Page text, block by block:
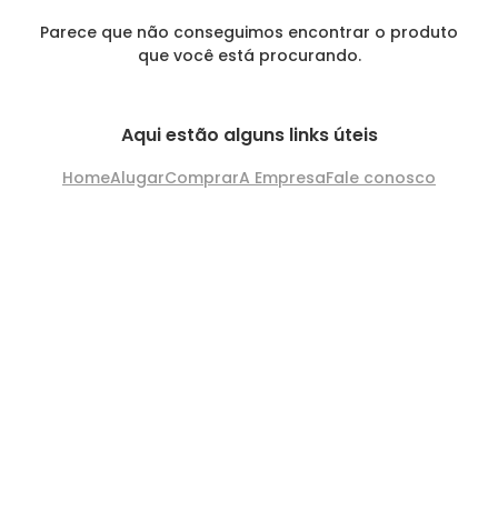
Parece que não conseguimos encontrar o produto
que você está procurando.
Aqui estão alguns links úteis
HomeAlugarComprarA EmpresaFale conosco